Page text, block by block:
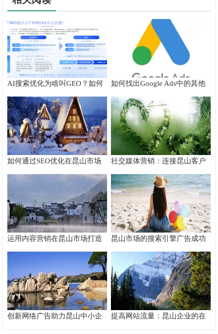
AI搜索优化为啥叫GEO？如何
在AI搜索中获得排名？
如何找出Google Ads中的其他
搜索字词
如何通过SEO优化在昆山市场
脱颖而出
社交媒体营销：连接昆山客户
的桥梁
运用内容营销在昆山市场打造
品牌影响力
昆山市场的搜索引擎广告成功
案例分析
创新网络广告助力昆山中小企
提高网站流量：昆山企业的在